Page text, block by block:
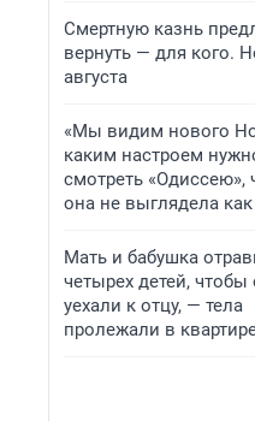
Смертную казнь
вернуть — для кого.
августа
«Мы видим нового
каким настроем
смотреть «Одиссею»,
она не выглядела
Мать и бабушка
четырех детей, чтобы
уехали к отцу, — тела
пролежали в